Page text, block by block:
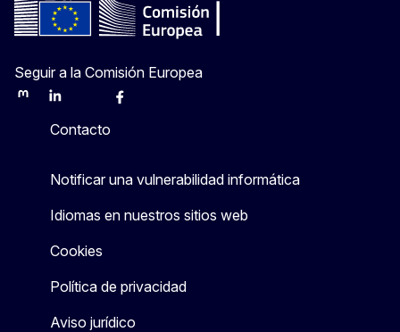
Seguir a la Comisión Europea
MastodonLinkedInBlueskyFacebook
Contacto
Notificar una vulnerabilidad informática
Idiomas en nuestros sitios web
Cookies
Política de privacidad
Aviso jurídico